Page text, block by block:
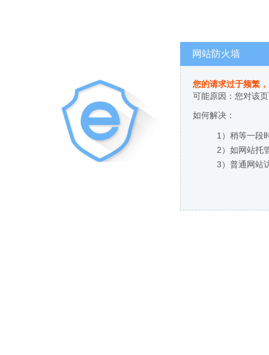
网站防火墙
您的请求过于频繁
可能原因：您对该
如何解决：
1）稍等一段
2）如网站托
3）普通网站